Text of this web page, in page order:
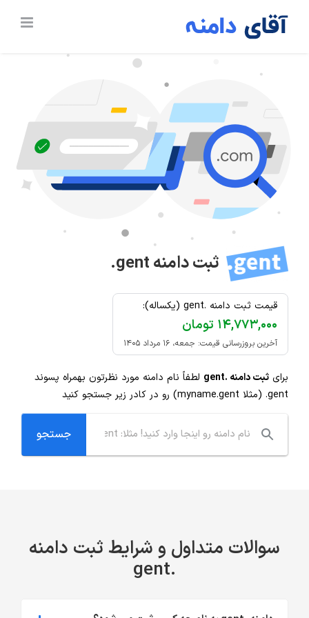
ثبت دامنه.gent
قیمت ثبت دامنه .gent (یکساله):
۱۴,۷۷۳,۰۰۰ تومان
آخرین بروزرسانی قیمت: جمعه، ۱۶ مرداد ۱۴۰۵
برای ثبت دامنه .gent
لطفاً نام دامنه مورد نظرتون بهمراه پسوند
.gent (مثلا myname.gent) رو در کادر زیر جستجو کنید
سوالات متداول و شرایط ثبت دامنه
.gent